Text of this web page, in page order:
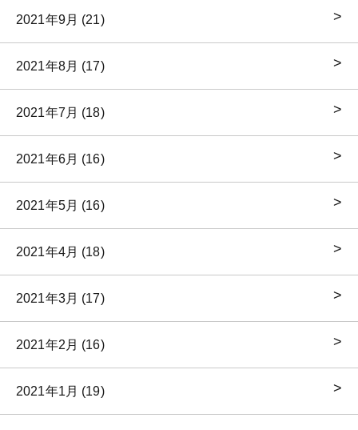
2021年9月 (21)
2021年8月 (17)
2021年7月 (18)
2021年6月 (16)
2021年5月 (16)
2021年4月 (18)
2021年3月 (17)
2021年2月 (16)
2021年1月 (19)